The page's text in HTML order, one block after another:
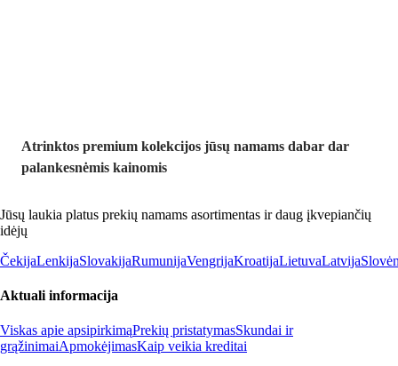
Atrinktos premium kolekcijos jūsų namams dabar dar
palankesnėmis kainomis
Jūsų laukia platus prekių namams asortimentas ir daug įkvepiančių
idėjų
ČekijaLenkijaSlovakijaRumunijaVengrijaKroatijaLietuvaLatvija
Aktuali informacija
Viskas apie apsipirkimąPrekių pristatymasSkundai ir
grąžinimaiApmokėjimasKaip veikia kreditai